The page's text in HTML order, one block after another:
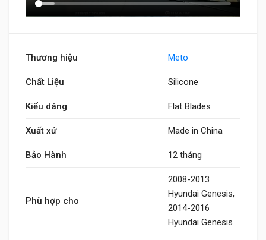
Thương hiệu Meto
Chất Liệu Silicone
Kiểu dáng Flat Blades
Xuất xứ Made in China
Bảo Hành 12 tháng
Phù hợp cho
2008-2013
Hyundai Genesis,
2014-2016
Hyundai Genesis